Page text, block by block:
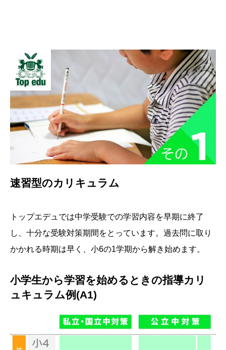
速習型のカリキュラム
トップエデュでは中学受験での学習内容を早期に終了
し、十分な受験対策期間をとっています。過去問に取り
かかれる時期は早く、小6の1学期から解き始めます。
小学生から学習を始めるときの指導カリ
ュキュラム例(A1)